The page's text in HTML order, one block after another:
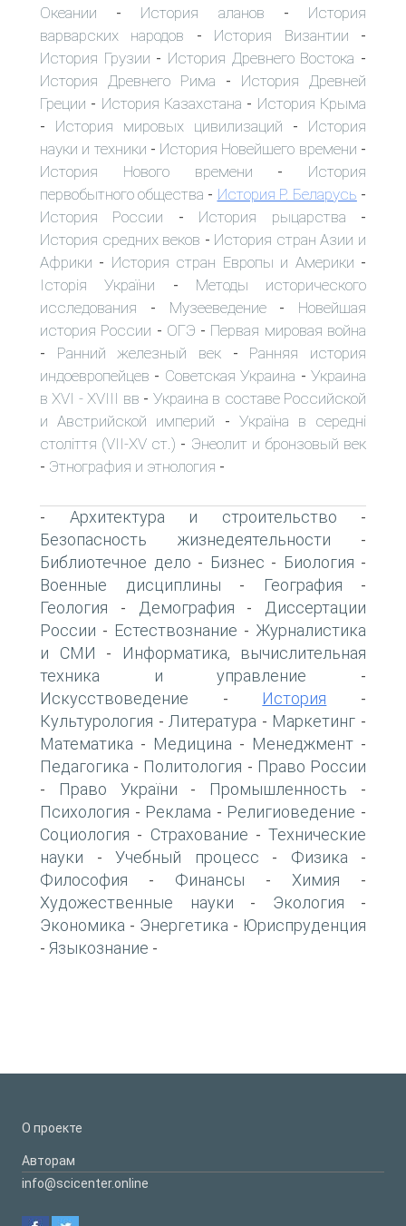
Океании - История аланов - История
варварских народов - История Византии -
История Грузии - История Древнего Востока -
История Древнего Рима - История Древней
Греции - История Казахстана - История Крыма
- История мировых цивилизаций - История
науки и техники - История Новейшего времени -
История Нового времени - История
первобытного общества - История Р. Беларусь -
История России - История рыцарства -
История средних веков - История стран Азии и
Африки - История стран Европы и Америки -
Історія України - Методы исторического
исследования - Музееведение- Новейшая
история России - ОГЭ - Первая мировая война
- Ранний железный век - Ранняя история
индоевропейцев - Советская Украина -Украина
в XVI - XVIII вв - Украина в составе Российской
и Австрийской империй - Україна в середні
століття (VII-XV ст.) - Энеолит и бронзовый век
- Этнография и этнология -
- Архитектура и строительство -
Безопасность жизнедеятельности -
Библиотечное дело - Бизнес - Биология -
Военные дисциплины - География -
Геология - Демография -
Диссертации
России - Естествознание - Журналистика
и СМИ -
Информатика, вычислительная
техника и управление -
Искусствоведение - История -
Культурология - Литература - Маркетинг -
Математика - Медицина - Менеджмент -
Педагогика - Политология - Право России
- Право України - Промышленность -
Психология - Реклама - Религиоведение -
Социология - Страхование - Технические
науки - Учебный процесс - Физика -
Философия - Финансы - Химия -
Художественные науки - Экология -
Экономика - Энергетика - Юриспруденция
- Языкознание -
О проекте
Авторам
info@scicenter.online